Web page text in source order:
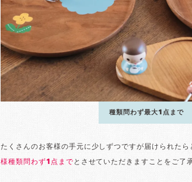
種類問わず最大1点まで
たくさんのお客様の手元に少しずつですが届けられた
様種類問わず1点まで とさせていただきますことをご了